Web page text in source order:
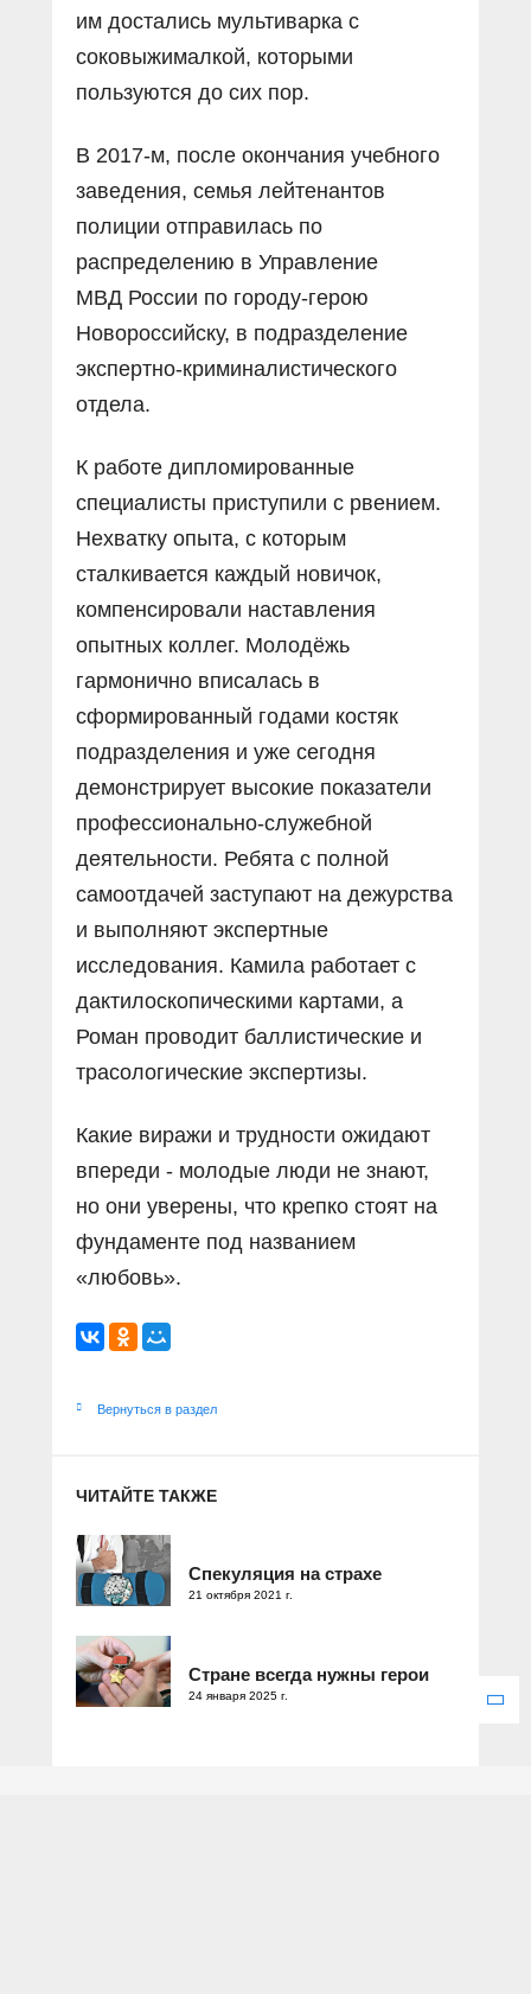
им достались мультиварка с
соковыжималкой, которыми
пользуются до сих пор.
В 2017-м, после окончания учебного
заведения, семья лейтенантов
полиции отправилась по
распределению в Управление
МВД России по городу-герою
Новороссийску, в подразделение
экспертно-криминалистического
отдела.
К работе дипломированные
специалисты приступили с рвением.
Нехватку опыта, с которым
сталкивается каждый новичок,
компенсировали наставления
опытных коллег. Молодёжь
гармонично вписалась в
сформированный годами костяк
подразделения и уже сегодня
демонстрирует высокие показатели
профессионально-служебной
деятельности. Ребята с полной
самоотдачей заступают на дежурства
и выполняют экспертные
исследования. Камила работает с
дактилоскопическими картами, а
Роман проводит баллистические и
трасологические экспертизы.
Какие виражи и трудности ожидают
впереди - молодые люди не знают,
но они уверены, что крепко стоят на
фундаменте под названием
«любовь».
Вернуться в раздел
ЧИТАЙТЕ ТАКЖЕ
Спекуляция на страхе
21 октября 2021 г.
Стране всегда нужны герои
24 января 2025 г.